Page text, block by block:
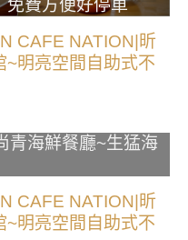
免費方便好停車
青海鮮餐廳~生猛海